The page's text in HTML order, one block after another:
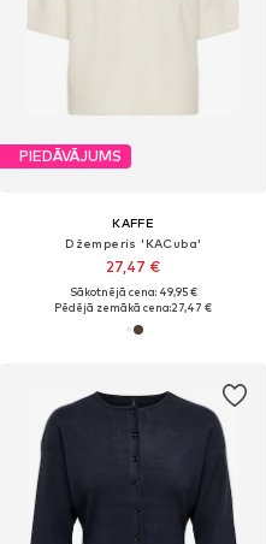
PIEDĀVĀJUMS
KAFFE
Džemperis 'KACuba'
27,47 €
Sākotnējā cena: 49,95 €
Pēdējā zemākā cena:27,47 €